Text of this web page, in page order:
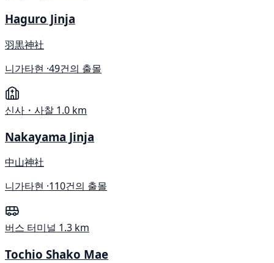
Haguro Jinja
羽黒神社
니가타현 ·49건의 출몰
신사・사찰 1.0 km
Nakayama Jinja
中山神社
니가타현 ·110건의 출몰
버스 터미널 1.3 km
Tochio Shako Mae